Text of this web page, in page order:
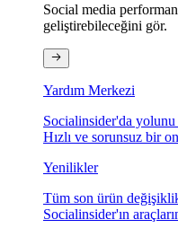
Social media
geliştirebileceğini gör.
Yardım Merkezi
Socialinsider'da yolunu
Hızlı ve sorunsuz bir
Yenilikler
Tüm son ürün
Socialinsider'ın